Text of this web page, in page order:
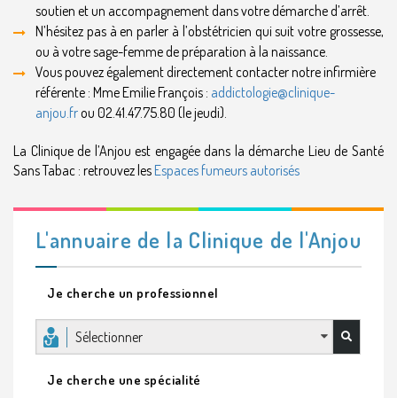
soutien et un accompagnement dans votre démarche d’arrêt.
N’hésitez pas à en parler à l’obstétricien qui suit votre grossesse,
ou à votre sage-femme de préparation à la naissance.
Vous pouvez également directement contacter notre infirmière
référente : Mme Emilie François : addictologie@clinique-
anjou.frou 02.41.47.75.80 (le jeudi).
La Clinique de l’Anjou est engagée dans la démarche Lieu de Santé
Sans Tabac : retrouvez les Espaces fumeurs autorisés
L'annuaire de la Clinique de l'Anjou
Je cherche un professionnel
Sélectionner
Je cherche une spécialité